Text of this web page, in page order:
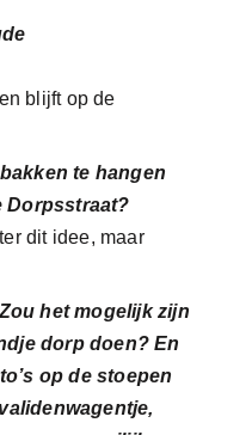
blijft op de
te hangen
Dorpsstraat?
dit idee, maar
het mogelijk zijn
dorp doen? En
op de stoepen